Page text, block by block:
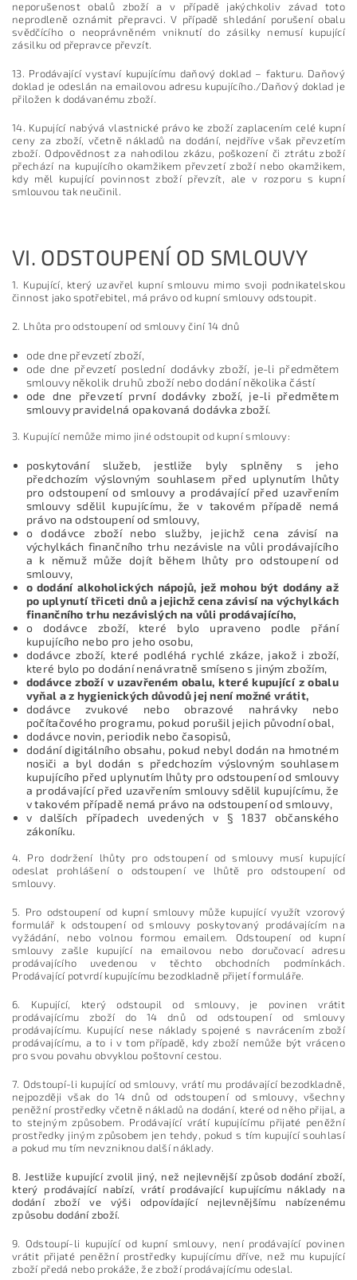
neporušenost obalů zboží a v případě jakýchkoliv závad toto
neprodleně oznámit přepravci. V případě shledání porušení obalu
svědčícího o neoprávněném vniknutí do zásilky nemusí kupující
zásilku od přepravce převzít.
13. Prodávající vystaví kupujícímu daňový doklad – fakturu. Daňový
doklad je odeslán na emailovou adresu kupujícího./Daňový doklad je
přiložen k dodávanému zboží.
14. Kupující nabývá vlastnické právo ke zboží zaplacením celé kupní
ceny za zboží, včetně nákladů na dodání, nejdříve však převzetím
zboží. Odpovědnost za nahodilou zkázu, poškození či ztrátu zboží
přechází na kupujícího okamžikem převzetí zboží nebo okamžikem,
kdy měl kupující povinnost zboží převzít, ale v rozporu s kupní
smlouvou tak neučinil.
VI. ODSTOUPENÍ OD SMLOUVY
1. Kupující, který uzavřel kupní smlouvu mimo svoji podnikatelskou
činnost jako spotřebitel, má právo od kupní smlouvy odstoupit.
2. Lhůta pro odstoupení od smlouvy činí 14 dnů
ode dne převzetí zboží,
ode dne převzetí poslední dodávky zboží, je-li předmětem
smlouvy několik druhů zboží nebo dodání několika částí
ode dne převzetí první dodávky zboží, je-li předmětem
smlouvy pravidelná opakovaná dodávka zboží.
3. Kupující nemůže mimo jiné odstoupit od kupní smlouvy:
poskytování služeb, jestliže byly splněny s jeho
předchozím výslovným souhlasem před uplynutím lhůty
pro odstoupení od smlouvy a prodávající před uzavřením
smlouvy sdělil kupujícímu, že v takovém případě nemá
právo na odstoupení od smlouvy,
o dodávce zboží nebo služby, jejichž cena závisí na
výchylkách finančního trhu nezávisle na vůli prodávajícího
a k němuž může dojít během lhůty pro odstoupení od
smlouvy,
o dodání alkoholických nápojů, jež mohou být dodány až
po uplynutí třiceti dnů a jejichž cena závisí na výchylkách
finančního trhu nezávislých na vůli prodávajícího,
o dodávce zboží, které bylo upraveno podle přání
kupujícího nebo pro jeho osobu,
dodávce zboží, které podléhá rychlé zkáze, jakož i zboží,
které bylo po dodání nenávratně smíseno s jiným zbožím,
dodávce zboží v uzavřeném obalu, které kupující z obalu
vyňal a z hygienických důvodů jej není možné vrátit,
dodávce zvukové nebo obrazové nahrávky nebo
počítačového programu, pokud porušil jejich původní obal,
dodávce novin, periodik nebo časopisů,
dodání digitálního obsahu, pokud nebyl dodán na hmotném
nosiči a byl dodán s předchozím výslovným souhlasem
kupujícího před uplynutím lhůty pro odstoupení od smlouvy
a prodávající před uzavřením smlouvy sdělil kupujícímu, že
v takovém případě nemá právo na odstoupení od smlouvy,
v dalších případech uvedených v § 1837 občanského
zákoníku.
4. Pro dodržení lhůty pro odstoupení od smlouvy musí kupující
odeslat prohlášení o odstoupení ve lhůtě pro odstoupení od
smlouvy.
5. Pro odstoupení od kupní smlouvy může kupující využít vzorový
formulář k odstoupení od smlouvy poskytovaný prodávajícím na
vyžádání, nebo volnou formou emailem. Odstoupení od kupní
smlouvy zašle kupující na emailovou nebo doručovací adresu
prodávajícího uvedenou v těchto obchodních podmínkách.
Prodávající potvrdí kupujícímu bezodkladně přijetí formuláře.
6. Kupující, který odstoupil od smlouvy, je povinen vrátit
prodávajícímu zboží do 14 dnů od odstoupení od smlouvy
prodávajícímu. Kupující nese náklady spojené s navrácením zboží
prodávajícímu, a to i v tom případě, kdy zboží nemůže být vráceno
pro svou povahu obvyklou poštovní cestou.
7. Odstoupí-li kupující od smlouvy, vrátí mu prodávající bezodkladně,
nejpozději však do 14 dnů od odstoupení od smlouvy, všechny
peněžní prostředky včetně nákladů na dodání, které od něho přijal, a
to stejným způsobem. Prodávající vrátí kupujícímu přijaté peněžní
prostředky jiným způsobem jen tehdy, pokud s tím kupující souhlasí
a pokud mu tím nevzniknou další náklady.
8. Jestliže kupující zvolil jiný, než nejlevnější způsob dodání zboží,
který prodávající nabízí, vrátí prodávající kupujícímu náklady na
dodání zboží ve výši odpovídající nejlevnějšímu nabízenému
způsobu dodání zboží.
9. Odstoupí-li kupující od kupní smlouvy, není prodávající povinen
vrátit přijaté peněžní prostředky kupujícímu dříve, než mu kupující
zboží předá nebo prokáže, že zboží prodávajícímu odeslal.